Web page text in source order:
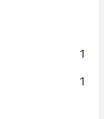
1
1